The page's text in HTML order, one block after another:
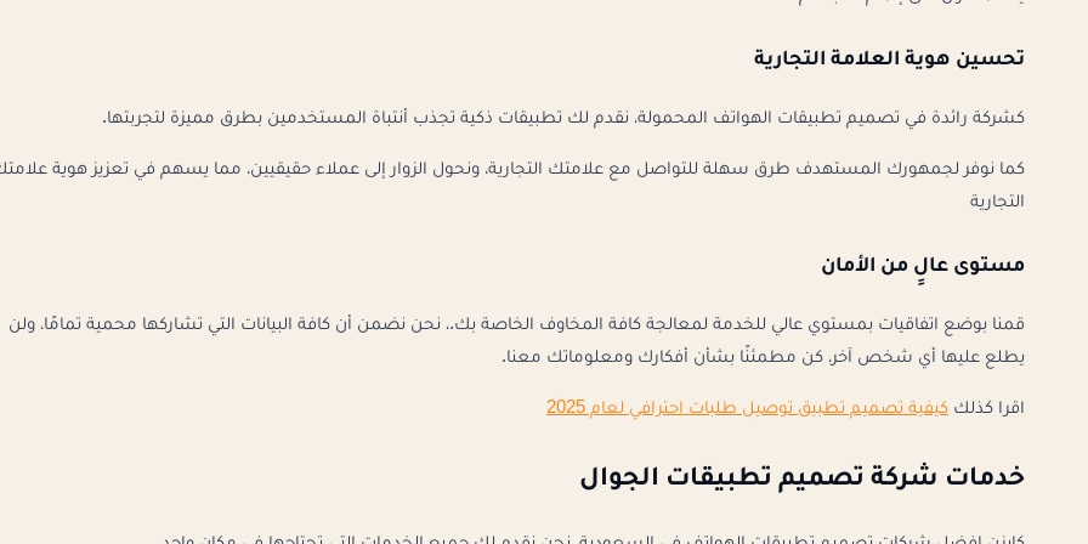
تحسين هوية العلامة التجارية
كشركة رائدة في تصميم تطبيقات الهواتف المحمولة، نقدم لك تطبيقات ذكية تجذب أنتباة المستخدمين بطرق مميزة لتجربتها.
كما نوفر لجمهورك المستهدف طرق سهلة للتواصل مع علامتك التجارية، ونحول الزوار إلى عملاء حقيقيين، مما يسهم في تعزيز هوية
التجارية
مستوى عالِِ من الأمان
قمنا بوضع اتفاقيات بمستوي عالي للخدمة لمعالجة كافة المخاوف الخاصة بك.، نحن نضمن أن كافة البيانات التي تشاركها محمية تمامًا، ولن
يطلع عليها أي شخص آخر، كن مطمئنًا بشأن أفكارك ومعلوماتك معنا.
اقرا كذلك كيفية تصميم تطبيق توصيل طلبات احترافي لعام 2025
خدمات شركة تصميم تطبيقات الجوال